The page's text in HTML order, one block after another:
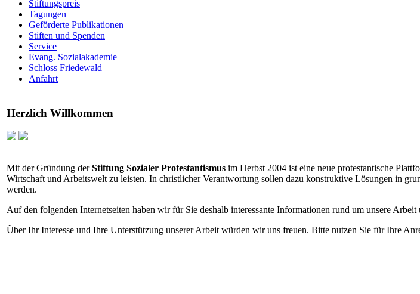
Stiftungspreis
Tagungen
Geförderte Publikationen
Stiften und Spenden
Service
Evang. Sozialakademie
Schloss Friedewald
Anfahrt
Herzlich Willkommen
Mit der Gründung derStiftung Sozialer Protestantismus im Herbst 2004 ist eine neue protestantische
Wirtschaft und Arbeitswelt zu leisten. In christlicher Verantwortung sollen dazu konstruktive Lösungen in
werden.
Auf den folgenden Internetseiten haben wir für Sie deshalb interessante Informationen rund um unsere Arbeit
Über Ihr Interesse und Ihre Unterstützung unserer Arbeit würden wir uns freuen. Bitte nutzen Sie für Ihre